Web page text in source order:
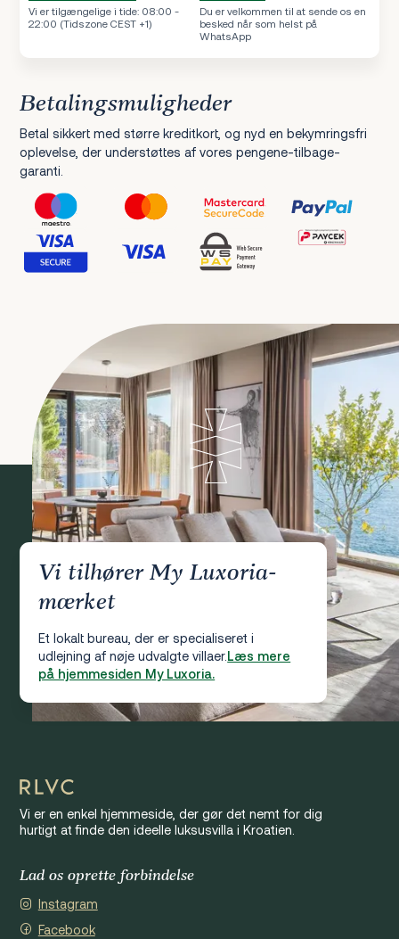
Vi er tilgængelige i tide: 08:00 -
22:00 (Tidszone CEST +1)
Du er velkommen til at sende os en
besked når som helst på
WhatsApp
Betalingsmuligheder
Betal sikkert med større kreditkort, og nyd en bekymringsfri
oplevelse, der understøttes af vores pengene-tilbage-
garanti.
Vi tilhører My Luxoria-
mærket
Et lokalt bureau, der er specialiseret i
udlejning af nøje udvalgte villaer.Læs mere
på hjemmesiden My Luxoria.
Vi er en enkel hjemmeside, der gør det nemt for dig
hurtigt at finde den ideelle luksusvilla i Kroatien.
Lad os oprette forbindelse
Instagram
Facebook